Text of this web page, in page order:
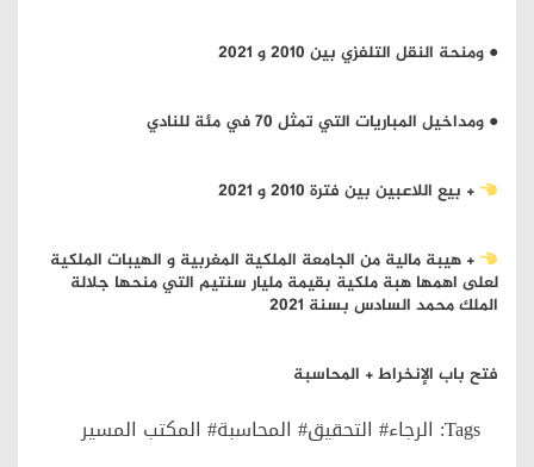
● ومنحة النقل التلفزي بين 2010 و 2021
● ومداخيل المباريات التي تمثل 70 في مئة للنادي
+ بيع اللاعبين بين فترة 2010 و 2021
+ هيبة مالية من الجامعة الملكية المغربية و الهيبات الملكية
لعلى اهمها هبة ملكية بقيمة مليار سنتيم التي منحها جلالة
الملك محمد السادس بسنة 2021
فتح باب الإنخراط + المحاسبة
Tags: الرجاء# التحقيق# المحاسبة# المكتب المسير